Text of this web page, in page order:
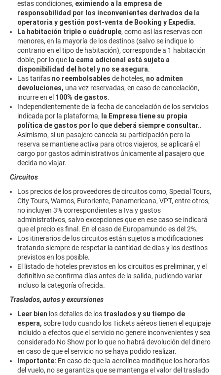
estas condiciones, eximiendo a la empresa de
responsabilidad por los inconvenientes derivados de la
operatoria y gestión post-venta de Booking y Expedia.
La habitación triple o cuádruple, como así las reservas con
menores, en la mayoría de los destinos (salvo se indique lo
contrario en el tipo de habitación), corresponde a 1 habitación
doble, por lo que la cama adicional está sujeta a
disponibilidad del hotel y no se asegura.
Las tarifas no reembolsables de hoteles, no admiten
devoluciones, una vez reservadas, en caso de cancelación,
incurre en el 100% de gastos.
Independientemente de la fecha de cancelación de los servicios
indicada por la plataforma, la Empresa tiene su propia
política de gastos por lo que deberá siempre consultar..
Asimismo, si un pasajero cancela su participación pero la
reserva se mantiene activa para otros viajeros, se aplicará el
cargo por gastos administrativos únicamente al pasajero que
decida no viajar.
Circuitos
Los precios de los proveedores de circuitos como, Special Tours,
City Tours, Wamos, Euroriente, Panamericana, VPT, entre otros,
no incluyen 3% correspondientes a Iva y gastos
administrativos, salvo excepciones que en ese caso se indicará
que el precio es final. En el caso de Europamundo es del 2%.
Los itinerarios de los circuitos están sujetos a modificaciones
tratando siempre de respetar la cantidad de días y los destinos
previstos en los posible.
El listado de hoteles previstos en los circuitos es preliminar, y el
definitivo se confirma días antes de la salida, pudiendo variar
incluso la categoría ofrecida.
Traslados, autos y excursiones
Leer bien los detalles de los traslados y su tiempo de
espera, sobre todo cuando los Tickets aéreos tienen el equipaje
incluido a efectos que el servicio no genere inconvenientes y sea
considerado No Show por lo que no habrá devolución del dinero
en caso de que el servicio no se haya podido realizar.
Importante: En caso de que la aerolínea modifique los horarios
del vuelo, no se garantiza que se mantenga el valor del traslado